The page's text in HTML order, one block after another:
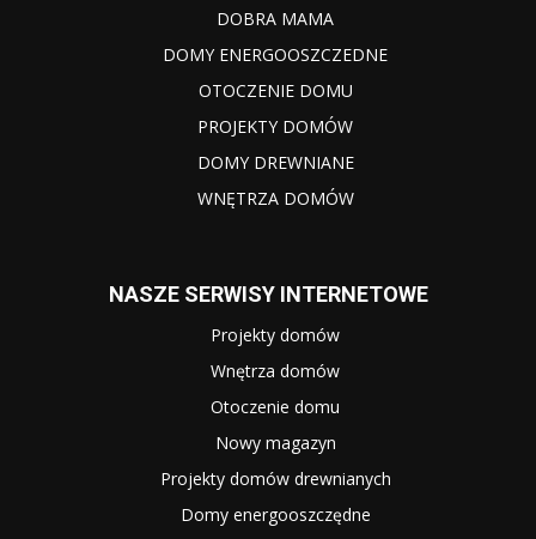
DOBRA MAMA
DOMY ENERGOOSZCZEDNE
OTOCZENIE DOMU
PROJEKTY DOMÓW
DOMY DREWNIANE
WNĘTRZA DOMÓW
NASZE SERWISY INTERNETOWE
Projekty domów
Wnętrza domów
Otoczenie domu
Nowy magazyn
Projekty domów drewnianych
Domy energooszczędne